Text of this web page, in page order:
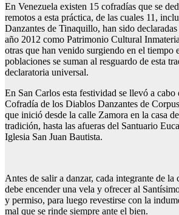
En Venezuela existen 15 cofradías que se
remotos a esta práctica, de las cuales 11,
Danzantes de Tinaquillo, han sido
año 2012 como Patrimonio Cultural
otras que han venido surgiendo en el tiempo
poblaciones se suman al resguardo de esta
declaratoria universal.
En San Carlos esta festividad se llevó a
Cofradía de los Diablos Danzantes de
que inició desde la calle Zamora en la casa
tradición, hasta las afueras del Santuario
Iglesia San Juan Bautista.
Antes de salir a danzar, cada integrante de
debe encender una vela y ofrecer al
y permiso, para luego revestirse con la
mal que se rinde siempre ante el bien.